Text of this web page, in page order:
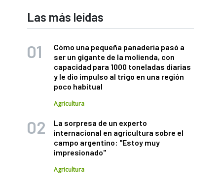
Las más leídas
Cómo una pequeña panadería pasó a
ser un gigante de la molienda, con
capacidad para 1000 toneladas diarias
y le dio impulso al trigo en una región
poco habitual
Agricultura
La sorpresa de un experto
internacional en agricultura sobre el
campo argentino: "Estoy muy
impresionado"
Agricultura